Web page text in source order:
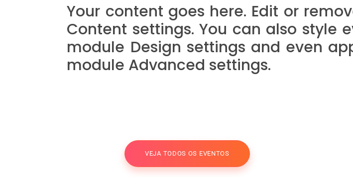
Your content goes here. Edit or
Content settings. You can also style
module Design settings and even
module Advanced settings.
VEJA TODOS OS EVENTOS